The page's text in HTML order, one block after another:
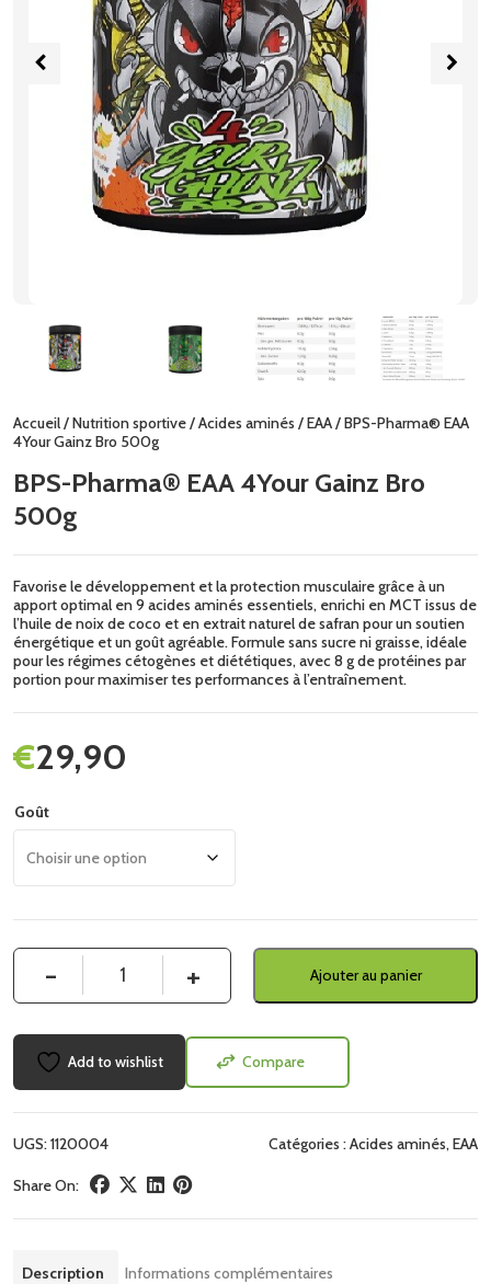
Accueil/Nutrition sportive/Acides aminés /EAA/ BPS-Pharma® EAA
4Your Gainz Bro 500g
BPS-Pharma® EAA 4Your Gainz Bro
500g
Favorise le développement et la protection musculaire grâce à un
apport optimal en 9 acides aminés essentiels, enrichi en MCT issus de
l’huile de noix de coco et en extrait naturel de safran pour un soutien
énergétique et un goût agréable. Formule sans sucre ni graisse, idéale
pour les régimes cétogènes et diététiques, avec 8 g de protéines par
portion pour maximiser tes performances à l’entraînement.
29,90
€
Goût
Ajouter au panier
Add to wishlist Compare
UGS:1120004 Catégories :Acides aminés, EAA
Share On:
Description Informations complémentaires